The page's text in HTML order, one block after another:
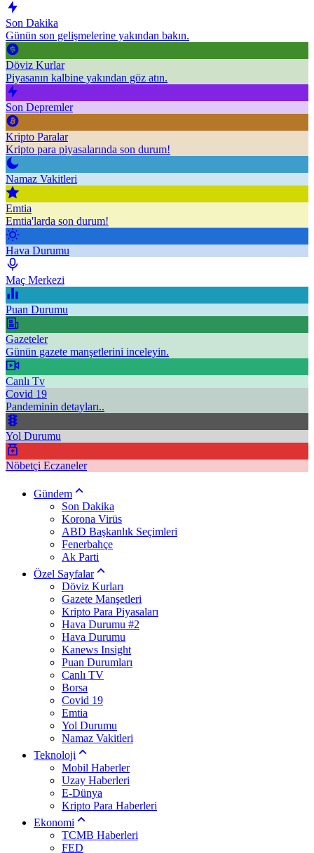
Son Dakika
Günün son gelişmelerine yakından bakın.
Döviz Kurlar
Piyasanın kalbine yakından göz atın.
Son Depremler
Kripto Paralar
Kripto para piyasalarında son durum!
Namaz Vakitleri
Emtia
Emtia'larda son durum!
Hava Durumu
Maç Merkezi
Puan Durumu
Gazeteler
Günün gazete manşetlerini inceleyin.
Canlı Tv
Covid 19
Pandeminin detayları..
Yol Durumu
Nöbetçi Eczaneler
Gündem
Son Dakika
Korona Virüs
ABD Başkanlık Seçimleri
Fenerbahçe
Ak Parti
Özel Sayfalar
Döviz Kurları
Gazete Manşetleri
Kripto Para Piyasaları
Hava Durumu #2
Hava Durumu
Kanews Insight
Puan Durumları
Canlı TV
Borsa
Covid 19
Emtia
Yol Durumu
Namaz Vakitleri
Teknoloji
Mobil Haberler
Uzay Haberleri
E-Dünya
Kripto Para Haberleri
Ekonomi
TCMB Haberleri
FED